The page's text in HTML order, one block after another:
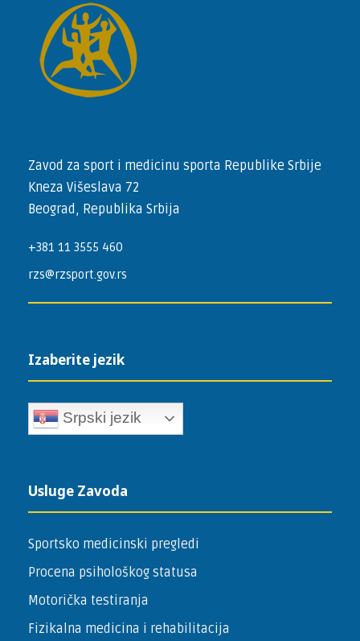
Zavod za sport i medicinu sporta Republike Srbije
Kneza Višeslava 72
Beograd, Republika Srbija
+381 11 3555 460
rzs@rzsport.gov.rs
Izaberite jezik
Srpski jezik
Usluge Zavoda
Sportsko medicinski pregledi
Procena psihološkog statusa
Motorička testiranja
Fizikalna medicina i rehabilitacija